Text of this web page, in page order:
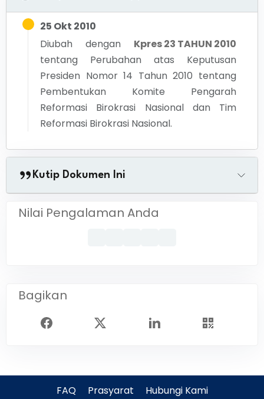
25 Okt 2010
Diubah dengan
Kpres 23 TAHUN 2010
tentang Perubahan atas Keputusan
Presiden Nomor 14 Tahun 2010 tentang
Pembentukan Komite Pengarah
Reformasi Birokrasi Nasional dan Tim
Reformasi Birokrasi Nasional.
Kutip Dokumen Ini
Nilai Pengalaman Anda
Bagikan
FAQ Prasyarat Hubungi Kami